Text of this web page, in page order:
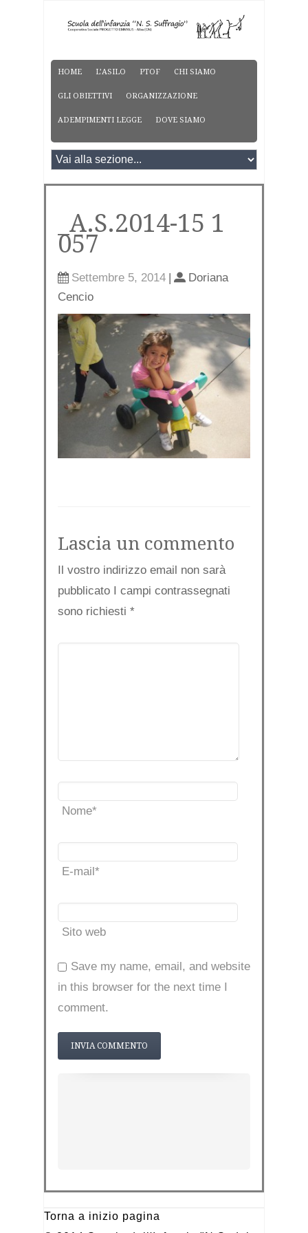
HOME L’ASILO PTOF CHI SIAMO
GLI OBIETTIVI ORGANIZZAZIONE
ADEMPIMENTI LEGGE DOVE SIAMO
_A.S.2014-15 1
057
Settembre 5, 2014 |
Doriana
Cencio
Lascia un commento
Il vostro indirizzo email non sarà
pubblicato I campi contrassegnati
sono richiesti *
Nome*
E-mail*
Sito web
Save my name, email, and website
in this browser for the next time I
comment.
Torna a inizio pagina